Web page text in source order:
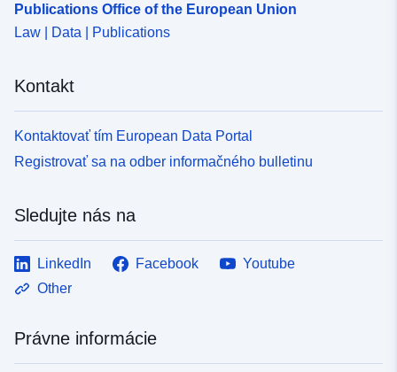
Publications Office of the European Union
Law | Data | Publications
Kontakt
Kontaktovať tím European Data Portal
Registrovať sa na odber informačného bulletinu
Sledujte nás na
LinkedIn Facebook
Youtube
Other
Právne informácie